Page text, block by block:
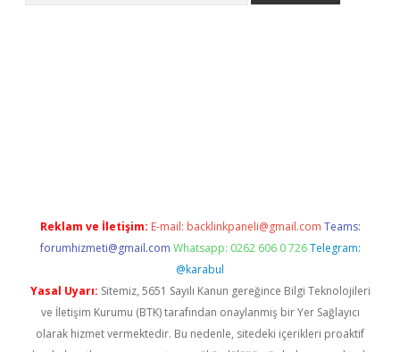
Reklam ve İletişim: E-mail: backlinkpaneli@gmail.com Teams:
forumhizmeti@gmail.com Whatsapp: 0262 606 0 726 Telegram:
@karabul
Yasal Uyarı: Sitemiz, 5651 Sayılı Kanun gereğince Bilgi Teknolojileri
ve İletişim Kurumu (BTK) tarafından onaylanmış bir Yer Sağlayıcı
olarak hizmet vermektedir. Bu nedenle, sitedeki içerikleri proaktif